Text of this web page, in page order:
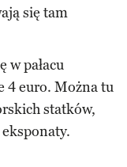
się tam
w pałacu
4 euro. Można tu
statków,